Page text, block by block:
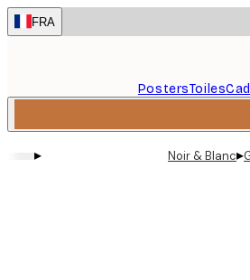
Skip
to
FRA
PostersToiles
▸ Noir & Blanc▸